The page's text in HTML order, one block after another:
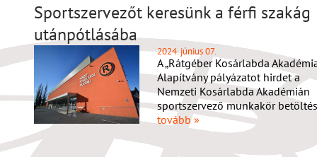
Sportszervezőt keresünk a férfi szakág
utánpótlásába
2024. június 07.
A „Rátgéber Kosárlabda
Alapítvány pályázatot hirdet a
Nemzeti Kosárlabda Akadémián
sportszervező munkakör
tovább »